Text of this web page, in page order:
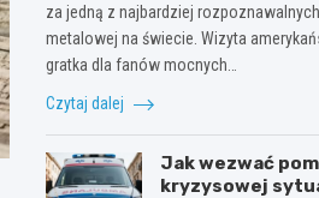
za jedną z najbardziej
metalowej na świecie. Wizyta
gratka dla fanów mocnych…
Czytaj dalej
Jak wezwać
kryzysowej